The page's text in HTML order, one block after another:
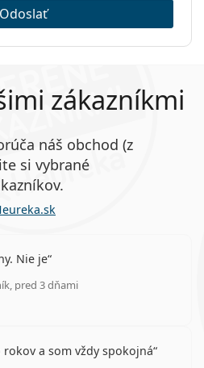
Odoslať
zákazníkmi
náš obchod (z
si vybrané
Nie je
pred 3 dňami
5 z 5
a som vždy spokojná